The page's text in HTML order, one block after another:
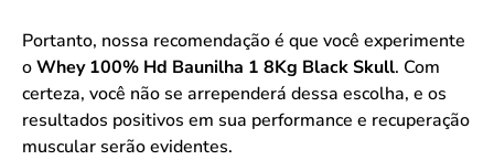
Portanto, nossa recomendação é que você experimente
oWhey 100% Hd Baunilha 1 8Kg Black Skull. Com
certeza, você não se arrependerá dessa escolha, e os
resultados positivos em sua performance e recuperação
muscular serão evidentes.